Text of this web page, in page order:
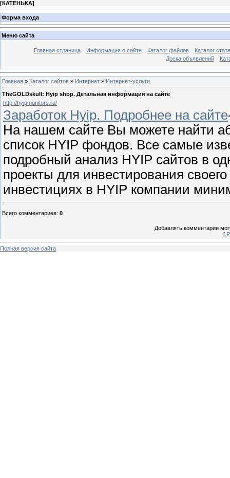
[КАТЕНЬКА]
Форма входа
Меню сайта
Главная страница Информация о сайте Каталог файлов
Каталог
Доска объявлений
Главная » Каталог сайтов » Интернет » Интернет-услуги
TheGOLDskull: Hyip shop. Детальная информация на сайте
http://hyipmonitors.ru/
Заработок Hyip. Подробнее на сайте
На нашем сайте Вы можете найти
список HYIP фондов. Все самые
подробный анализ HYIP сайтов в
проекты для инвестирования
инвестициях в HYIP компании
Всего комментариев: 0
Добавлять комментарии
[
Полная версия сайта